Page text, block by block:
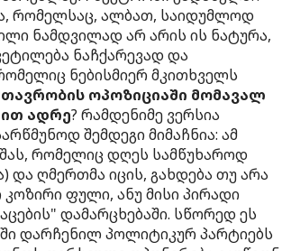
რომელსაც, ალბათ, საიდუმლოდ
ნამდვილად არ არის ის ნატურა,
ნაჩქარევად და
ნებისმიერ მკითხველს
ოპოზიციაში მომავალ
ადრე? რამდენიმე ვერსია
შემდეგი მიმაჩნია: ამ
რომელიც დღეს სამწუხაროდ
და ღმერთმა იცის, გახდება თუ არა
ფული, ანუ მისი პირადი
დამარცხებაში. სწორედ ეს
დარჩენილ პოლიტიკურ პარტიებს